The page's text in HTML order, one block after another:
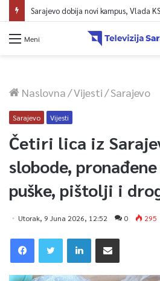
Meni
Naslovna/Vijesti/Sarajevo
Sarajevo Vijesti
Četiri lica iz
slobode,
puške, pištolji i
Utorak, 9 Juna 2026, 12:52 0 295